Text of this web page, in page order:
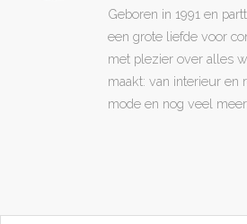
Geboren in 1991 en
een grote liefde voor
met plezier over alles
maakt: van interieur en
mode en nog veel meer.